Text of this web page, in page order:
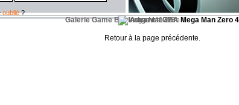
oublié?
Galerie Game Boy Advance GBA Mega Man Zero 4
Image n°1773
Retour à la page précédente.